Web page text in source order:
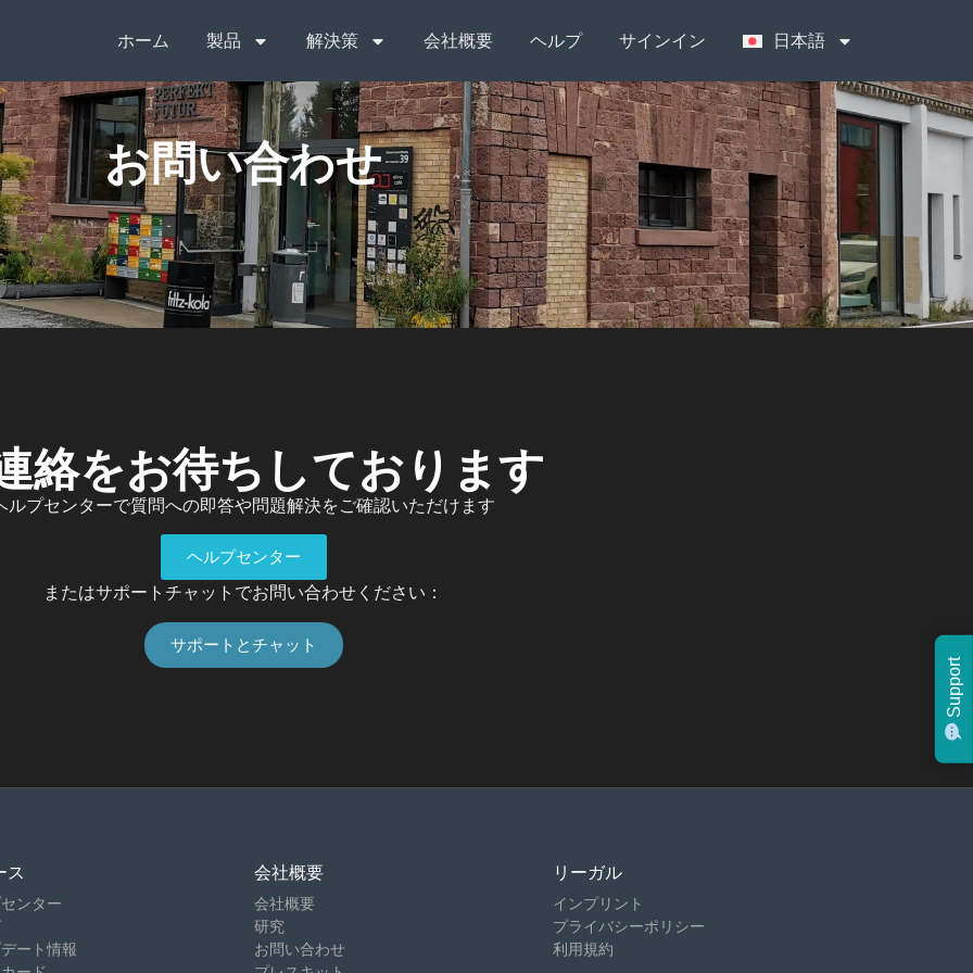
ホーム 製品 解決策 会社概要 ヘルプ サインイン 日本語
お問い合わせ
絡をお待ちしております
ルプセンターで質問への即答や問題解決をご確認いただけます
ヘルプセンター
またはサポートチャットでお問い合わせください：
サポートとチャット
ス
ンター
ート情報
会社概要
会社概要
研究
お問い合わせ
リーガル
インプリント
プライバシーポリシー
利用規約
Support